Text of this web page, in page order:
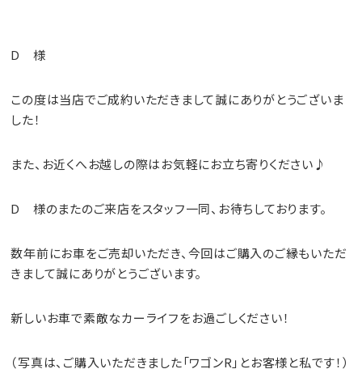
D 様
この度は当店でご成約いただきまして誠にありがとうございま
した！
また、お近くへお越しの際はお気軽にお立ち寄りください♪
D 様のまたのご来店をスタッフ一同、お待ちしております。
数年前にお車をご売却いただき、今回はご購入のご縁もいただ
きまして誠にありがとうございます。
新しいお車で素敵なカーライフをお過ごしください！
（写真は、ご購入いただきました「ワゴンR」とお客様と私です！）